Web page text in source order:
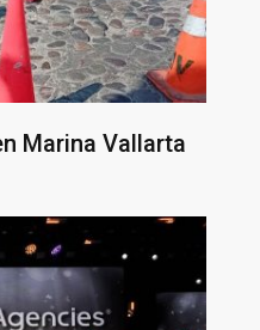
Marina Vallarta